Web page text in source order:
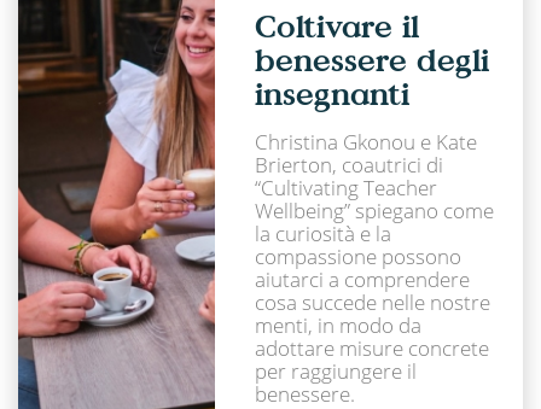
Coltivare il
benessere degli
insegnanti
Christina Gkonou e Kate
Brierton, coautrici di
“Cultivating Teacher
Wellbeing” spiegano come
la curiosità e la
compassione possono
aiutarci a comprendere
cosa succede nelle nostre
menti, in modo da
adottare misure concrete
per raggiungere il
benessere.